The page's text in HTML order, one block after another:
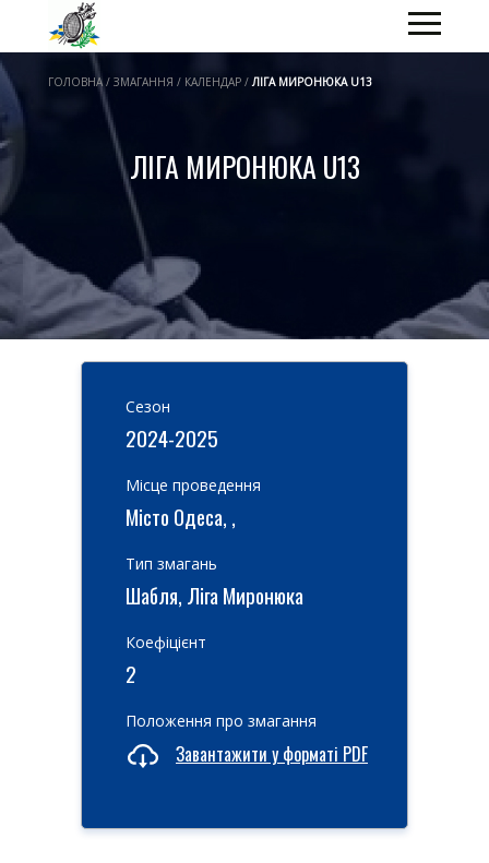
ГОЛОВНА / ЗМАГАННЯ / КАЛЕНДАР /ЛІГА МИРОНЮКА U13
ЛІГА МИРОНЮКА U13
Cезон
2024-2025
Місце проведення
Місто Одеса, ,
Тип змагань
Шабля, Ліга Миронюка
Коефіцієнт
2
Положення про змагання
Завантажити у форматі PDF